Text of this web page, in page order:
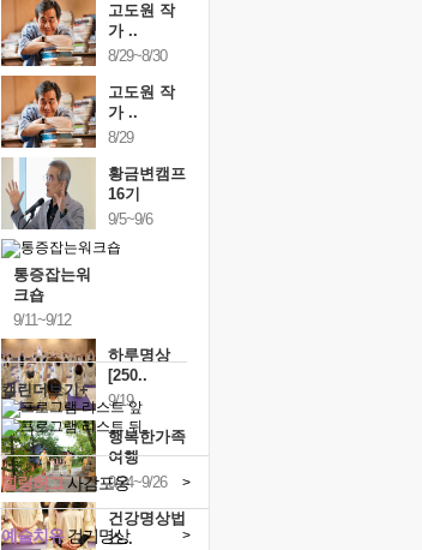
고도원 작
가 ..
8/29~8/30
고도원 작
가 ..
8/29
황금변캠프
16기
9/5~9/6
통증잡는워
크숍
9/11~9/12
하루명상
[250..
9/19
행복한가족
여행
9/24~9/26
건강명상법
스..
캘린더보기+
예술치유걷기명상 >
힐링허그사감포옹 >